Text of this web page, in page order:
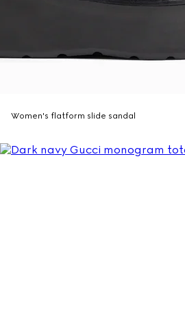
Women's flatform slide sandal